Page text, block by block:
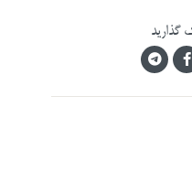
گذارید